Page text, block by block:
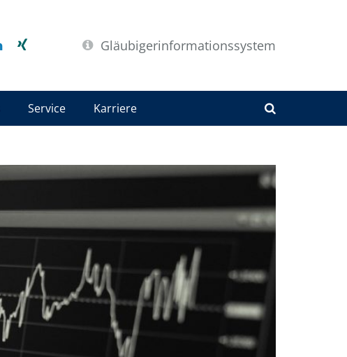
Gläubigerinformationssystem
Service Karriere